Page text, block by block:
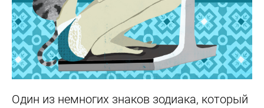
Один из немногих знаков зодиака, который